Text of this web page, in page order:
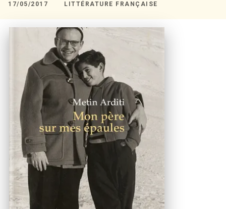
17/05/2017 LITTÉRATURE FRANÇAISE